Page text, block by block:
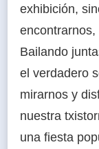
exhibición,
Bailando
el verdadero
mirarnos y
nuestra
una fiesta